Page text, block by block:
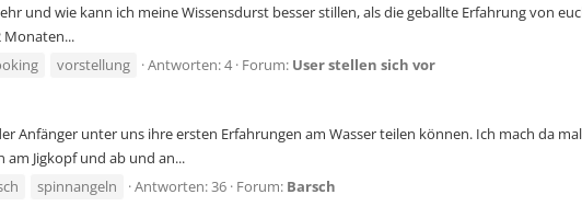
und wie kann ich meine Wissensdurst besser stillen, als die geballte Erfahrung von
Monaten...
vorstellung Antworten: 4 Forum: User stellen sich vor
Anfänger unter uns ihre ersten Erfahrungen am Wasser teilen können. Ich mach da
Jigkopf und ab und an...
spinnangeln Antworten: 36 Forum: Barsch